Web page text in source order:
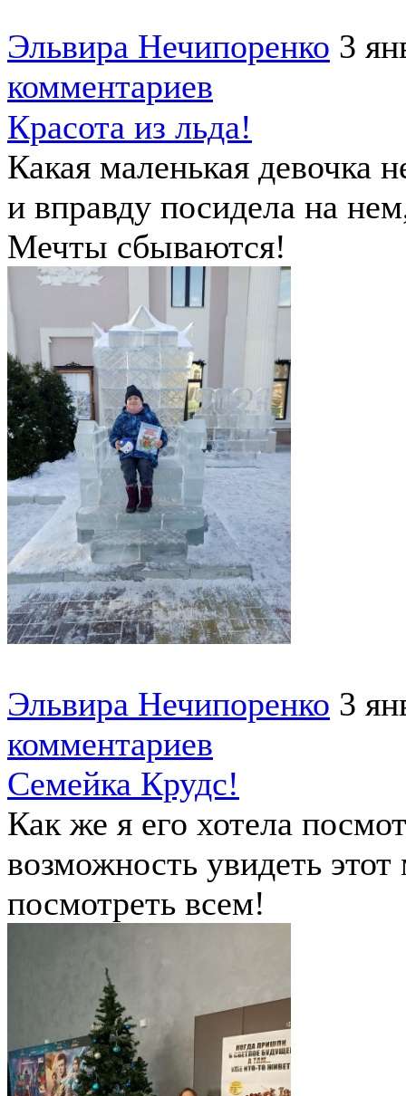
Эльвира Нечипоренко 3
комментариев
Красота из льда!
Какая маленькая девочка
и вправду посидела на
Мечты сбываются!
Эльвира Нечипоренко 3
комментариев
Семейка Крудс!
Как же я его хотела
возможность увидеть
посмотреть всем!